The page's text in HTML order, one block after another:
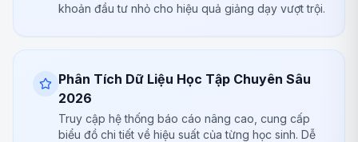
khoản đầu tư nhỏ cho hiệu quả giảng dạy vượt trội.
Phân Tích Dữ Liệu Học Tập Chuyên Sâu
2026
Truy cập hệ thống báo cáo nâng cao, cung cấp
biểu đồ chi tiết về hiệu suất của từng học sinh. Dễ